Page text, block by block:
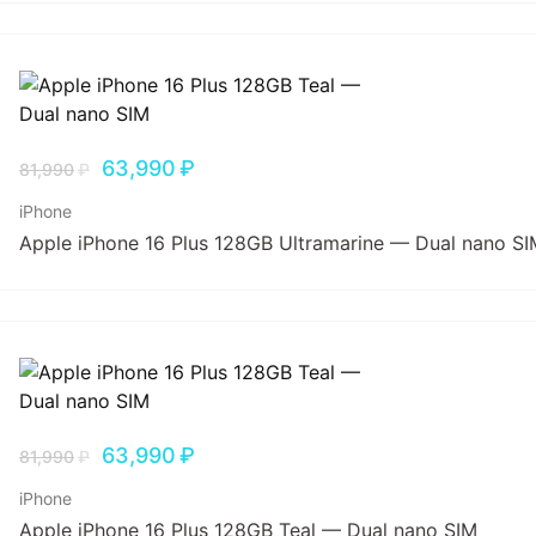
81,990₽ 63,990₽
iPhone
Apple iPhone 16 Plus 128GB Ultramarine — Dual nano
81,990₽ 63,990₽
iPhone
Apple iPhone 16 Plus 128GB Teal — Dual nano SIM